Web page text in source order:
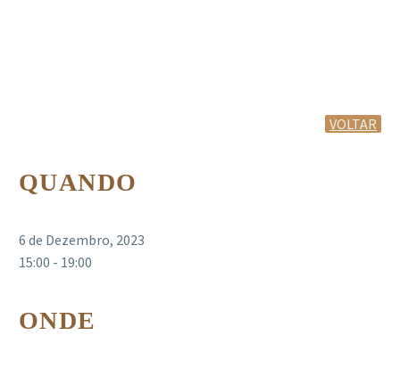
VOLTAR
QUANDO
6 de Dezembro, 2023
15:00 - 19:00
ONDE